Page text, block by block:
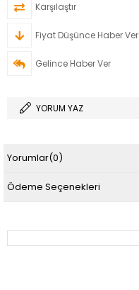
Karşılaştır
Fiyat Düşünce Haber Ver
Gelince Haber Ver
YORUM YAZ
Yorumlar(0)
Ödeme Seçenekleri